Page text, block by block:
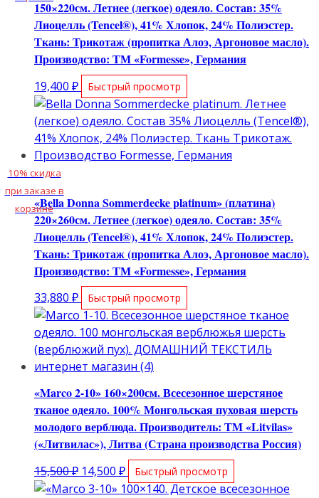
150×220см. Летнее (легкое) одеяло. Состав: 35%
Лиоцелль (Tencel®), 41% Хлопок, 24% Полиэстер.
Ткань: Трикотаж (пропитка Алоэ, Аргоновое масло).
Производство: ТМ «Formesse», Германия
19,400 ₽ Быстрый просмотр
10% скидка
при заказе в
корзине«Bella Donna Sommerdecke platinum» (платина)
220×260см. Летнее (легкое) одеяло. Состав: 35%
Лиоцелль (Tencel®), 41% Хлопок, 24% Полиэстер.
Ткань: Трикотаж (пропитка Алоэ, Аргоновое масло).
Производство: ТМ «Formesse», Германия
33,880 ₽ Быстрый просмотр
«Marco 2-10» 160×200см. Всесезонное шерстяное
тканое одеяло. 100% Монгольская пуховая шерсть
молодого верблюда. Производитель: ТМ «Litvilas»
(«Литвилас»), Литва (Страна производства Россия)
15,500₽ Первоначальная
цена
14,500 ₽Текущая
цена:
Быстрый просмотр